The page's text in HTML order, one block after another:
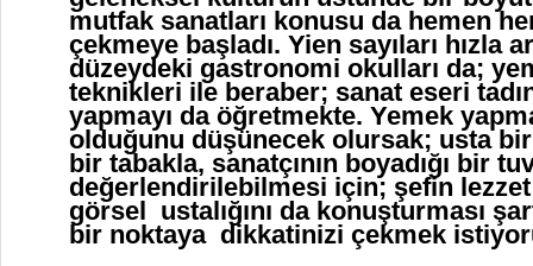
mutfak sanatları konusu da hemen
çekmeye başladı. Yien sayıları hızla
düzeydeki gastronomi okulları da;
teknikleri ile beraber; sanat eseri
yapmayı da öğretmekte. Yemek
olduğunu düşünecek olursak; usta bir
bir tabakla, sanatçının boyadığı bir
değerlendirilebilmesi için; şefin lezzet
görsel ustalığını da konuşturması
bir noktaya dikkatinizi çekmek